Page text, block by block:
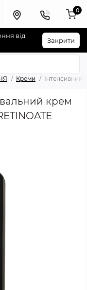
від
Закрити
0
Креми Інтенсивний
крем